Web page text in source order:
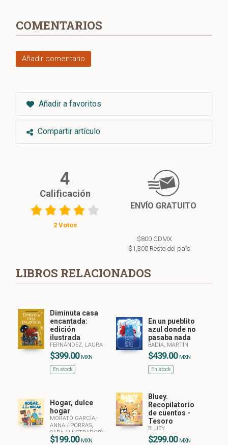
COMENTARIOS
Añadir comentario
Añadir a favoritos
Compartir artículo
4
Calificación
2 Votos
ENVÍO GRATUITO
$800 CDMX
$1,300 Resto del país
LIBROS RELACIONADOS
Diminuta casa
encantada:
edición
ilustrada
FERNÁNDEZ, LAURA
$399.00 MXN
En stock
En un pueblito
azul donde no
pasaba nada
BADIA, MARTÍN
$439.00 MXN
En stock
Hogar, dulce
hogar
MORATÓ GARCÍA,
ANNA/ PORRAS,
SARA (ILUSTRADOR)
$199.00 MXN
Bluey.
Recopilatorio
de cuentos -
Tesoro
BLUEY
$299.00 MXN